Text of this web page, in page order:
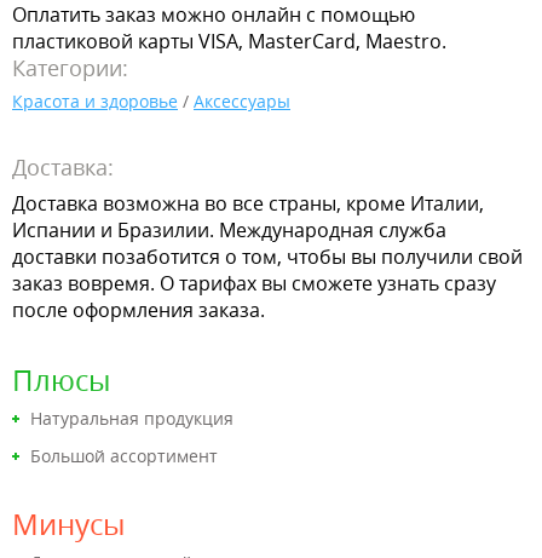
Оплатить заказ можно онлайн с помощью
пластиковой карты VISA, MasterCard, Maestro.
Категории:
Красота и здоровье / Аксессуары
Доставка:
Доставка возможна во все страны, кроме Италии,
Испании и Бразилии. Международная служба
доставки позаботится о том, чтобы вы получили свой
заказ вовремя. О тарифах вы сможете узнать сразу
после оформления заказа.
Плюсы
Натуральная продукция
Большой ассортимент
Минусы